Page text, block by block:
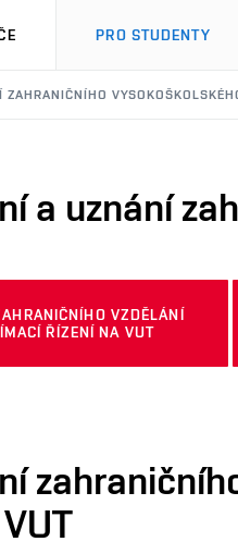
PRO STUDENTY
ZAHRANIČNÍHO
a uznání
VZDĚLÁNÍ
ŘÍZENÍ NA VUT